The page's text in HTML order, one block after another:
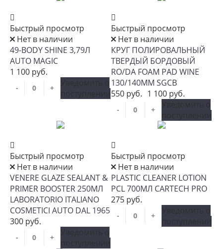
Быстрый просмотр
Нет в наличии
49-BODY SHINE 3,79Л
AUTO MAGIC
1 100 руб.
- +
Уведомить о
поступлении
Быстрый просмотр
Нет в наличии
КРУГ ПОЛИРОВАЛЬНЫЙ
ТВЕРДЫЙ БОРДОВЫЙ
RO/DA FOAM PAD WINE
130/140ММ SGCB
550 руб. 1 100 руб.
- +
Уведомить о
поступлении
Быстрый просмотр
Нет в наличии
VENERE GLAZE SEALANT &
PRIMER BOOSTER 250МЛ
LABORATORIO ITALIANO
COSMETICI AUTO DAL 1965
300 руб.
- +
Уведомить о
поступлении
Быстрый просмотр
Нет в наличии
PLASTIC CLEANER LOTION
PCL 700МЛ CARTECH PRO
275 руб.
- +
Уведомить о
поступлении